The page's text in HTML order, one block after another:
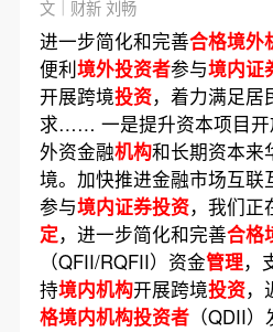
文｜财新 刘畅
进一步简化和完善合格境外
便利境外投资者参与境内证
开展跨境投资，着力满足居
求…… 一是提升资本项目开
外资金融机构和长期资本来
境。加快推进金融市场互联
参与境内证券投资，我们正
定，进一步简化和完善合格
（QFII/RQFII）资金管理，
持境内机构开展跨境投资，
格境内机构投资者（QDII